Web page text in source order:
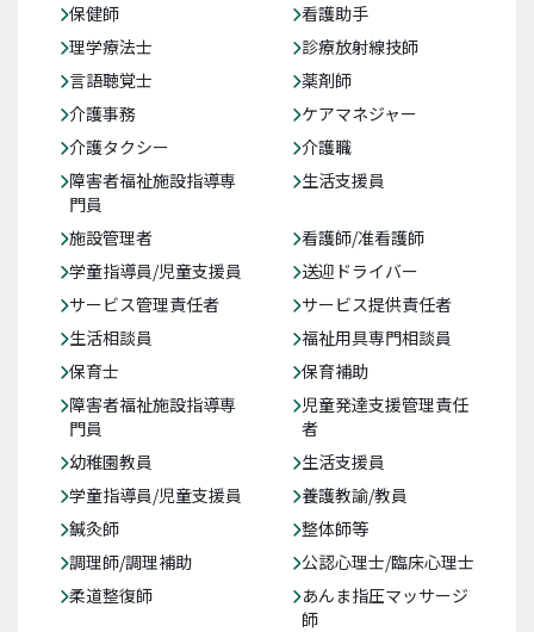
保健師
看護助手
理学療法士
診療放射線技師
言語聴覚士
薬剤師
介護事務
ケアマネジャー
介護タクシー
介護職
障害者福祉施設指導専
門員
生活支援員
施設管理者
看護師/准看護師
学童指導員/児童支援員
送迎ドライバー
サービス管理責任者
サービス提供責任者
生活相談員
福祉用具専門相談員
保育士
保育補助
障害者福祉施設指導専
門員
児童発達支援管理責任
者
幼稚園教員
生活支援員
学童指導員/児童支援員
養護教諭/教員
鍼灸師
整体師等
調理師/調理補助
公認心理士/臨床心理士
柔道整復師
あんま指圧マッサージ
師